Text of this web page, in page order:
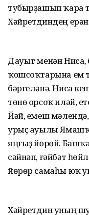
тубырҙашып ҡара
Хәйретдиндең
Дауыт менән Ниса,
ҡошсоҡтарына ем
бәргеләнә. Ниса
төнө орсоҡ иләй,
Йәй, емеш
урыҫ ауылы
яңғыҙ йөрөй.
сәйнәп, ғәйбәт
йөрөр самаһы юҡ
Хәйретдин уның